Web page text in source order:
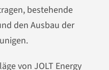
bestehende
den Ausbau der
von JOLT Energy